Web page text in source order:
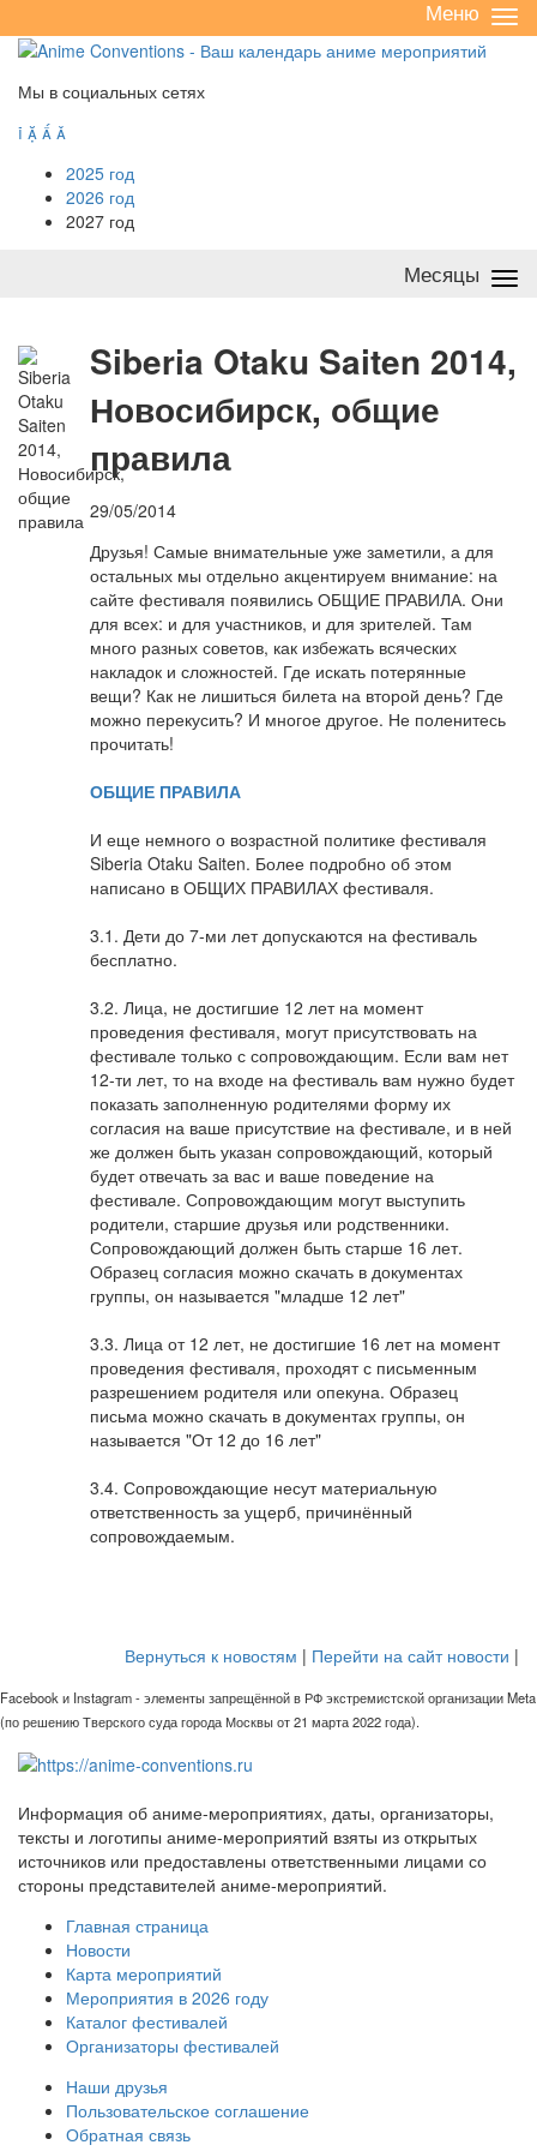
/
Меню
Мы в социальных сетях
   
2025 год
2026 год
2027 год
Месяцы
Siberia Otaku Saiten 2014,
Новосибирск, общие
правила
29/05/2014
Друзья! Самые внимательные уже заметили, а для
остальных мы отдельно акцентируем внимание: на
сайте фестиваля появились ОБЩИЕ ПРАВИЛА. Они
для всех: и для участников, и для зрителей. Там
много разных советов, как избежать всяческих
накладок и сложностей. Где искать потерянные
вещи? Как не лишиться билета на второй день? Где
можно перекусить? И многое другое. Не поленитесь
прочитать!
ОБЩИЕ ПРАВИЛА
И еще немного о возрастной политике фестиваля
Siberia Otaku Saiten. Более подробно об этом
написано в ОБЩИХ ПРАВИЛАХ фестиваля.
3.1. Дети до 7-ми лет допускаются на фестиваль
бесплатно.
3.2. Лица, не достигшие 12 лет на момент
проведения фестиваля, могут присутствовать на
фестивале только с сопровождающим. Если вам нет
12-ти лет, то на входе на фестиваль вам нужно будет
показать заполненную родителями форму их
согласия на ваше присутствие на фестивале, и в ней
же должен быть указан сопровождающий, который
будет отвечать за вас и ваше поведение на
фестивале. Сопровождающим могут выступить
родители, старшие друзья или родственники.
Сопровождающий должен быть старше 16 лет.
Образец согласия можно скачать в документах
группы, он называется "младше 12 лет"
3.3. Лица от 12 лет, не достигшие 16 лет на момент
проведения фестиваля, проходят с письменным
разрешением родителя или опекуна. Образец
письма можно скачать в документах группы, он
называется "От 12 до 16 лет"
3.4. Сопровождающие несут материальную
ответственность за ущерб, причинённый
сопровождаемым.
Вернуться к новостям | Перейти на сайт новости |
Facebook и Instagram - элементы запрещённой в РФ экстремистской организации Meta
(по решению Тверского суда города Москвы от 21 марта 2022 года).
Информация об аниме-мероприятиях, даты, организаторы,
тексты и логотипы аниме-мероприятий взяты из открытых
источников или предоставлены ответственными лицами со
стороны представителей аниме-мероприятий.
Главная страница
Новости
Карта мероприятий
Мероприятия в 2026 году
Каталог фестивалей
Организаторы фестивалей
Наши друзья
Пользовательское соглашение
Обратная связь